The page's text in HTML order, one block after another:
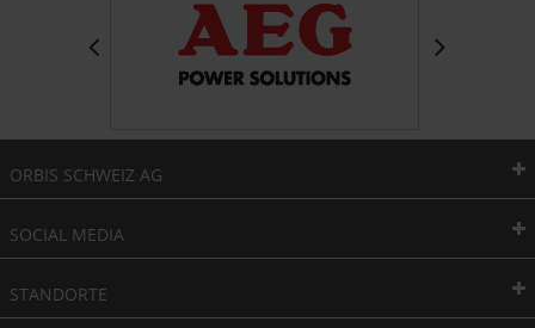
ORBIS SCHWEIZ AG
SOCIAL MEDIA
STANDORTE